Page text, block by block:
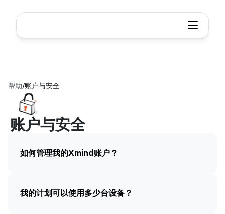
帮助/账户与安全
账户与安全
如何管理我的Xmind账户？
我的计划可以使用多少台设备？